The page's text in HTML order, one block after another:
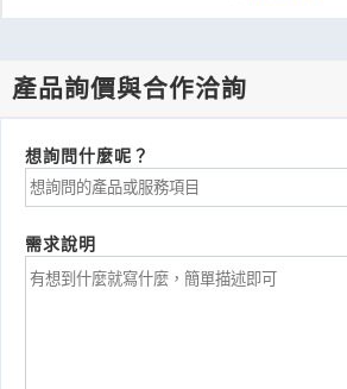
產品詢價與合作洽詢
想詢問什麼呢？
需求說明